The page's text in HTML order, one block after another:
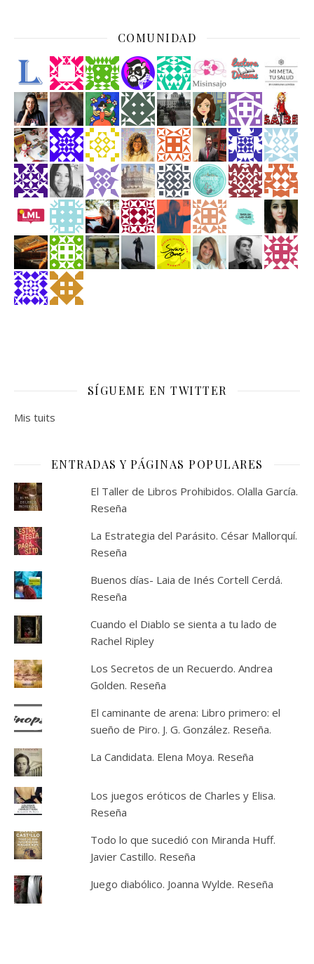
COMUNIDAD
SÍGUEME EN TWITTER
Mis tuits
ENTRADAS Y PÁGINAS POPULARES
El Taller de Libros Prohibidos. Olalla García.
Reseña
La Estrategia del Parásito. César Mallorquí.
Reseña
Buenos días- Laia de Inés Cortell Cerdá.
Reseña
Cuando el Diablo se sienta a tu lado de
Rachel Ripley
Los Secretos de un Recuerdo. Andrea
Golden. Reseña
El caminante de arena: Libro primero: el
sueño de Piro. J. G. González. Reseña.
La Candidata. Elena Moya. Reseña
Los juegos eróticos de Charles y Elisa.
Reseña
Todo lo que sucedió con Miranda Huff.
Javier Castillo. Reseña
Juego diabólico. Joanna Wylde. Reseña